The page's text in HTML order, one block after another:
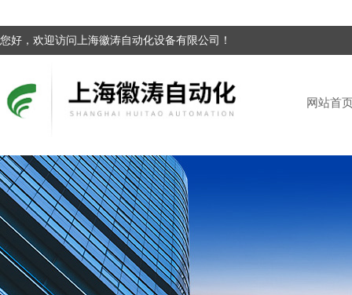
您好，欢迎访问上海徽涛自动化设备有限公司！
网站首